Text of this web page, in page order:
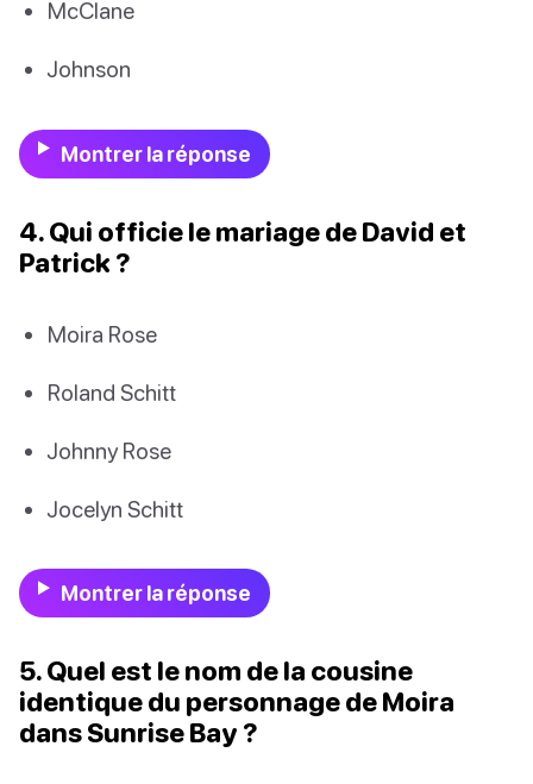
McClane
Johnson
Montrer la réponse
4. Qui officie le mariage de David et
Patrick ?
Moira Rose
Roland Schitt
Johnny Rose
Jocelyn Schitt
Montrer la réponse
5. Quel est le nom de la cousine
identique du personnage de Moira
dans Sunrise Bay ?